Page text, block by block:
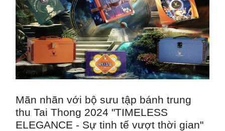
Mãn nhãn với bộ sưu tập bánh trung
thu Tai Thong 2024 "TIMELESS
ELEGANCE - Sự tinh tế vượt thời gian"